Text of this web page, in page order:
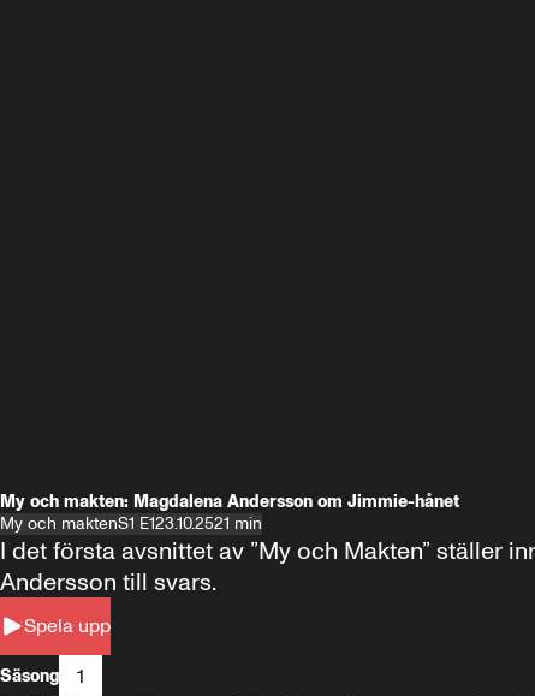
My och makten: Magdalena Andersson om Jimmie-hånet
My och maktenS1 E123.10.2521 min
Spela upp
I det första avsnittet av ”My och Makten” ställer
Andersson till svars.
Säsong 1